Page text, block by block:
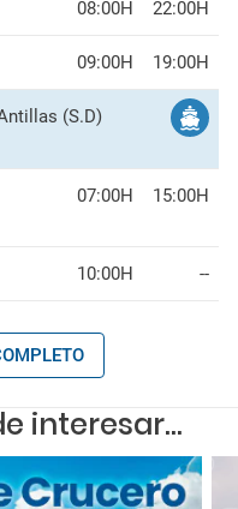
08:00H 22:00H
09:00H 19:00H
(S.D)
07:00H 15:00H
10:00H --
interesar...